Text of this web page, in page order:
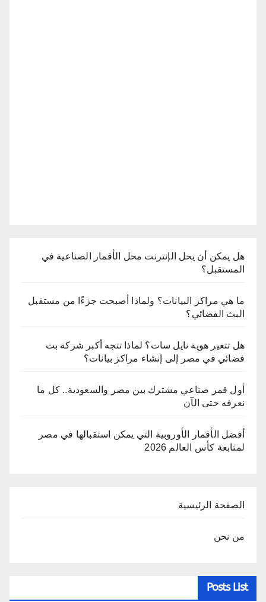
هل يمكن أن يحل الإنترنت محل الأقمار الصناعية في
المستقبل؟
ما هي مراكز البيانات؟ ولماذا أصبحت جزءًا من مستقبل
البث الفضائي؟
هل تتغير هوية نايل سات؟ لماذا تتجه أكبر شركة بث
فضائي في مصر إلى إنشاء مراكز بيانات؟
أول قمر صناعي مشترك بين مصر والسعودية.. كل ما
نعرفه حتى الآن
أفضل الأقمار الأوروبية التي يمكن استقبالها في مصر
لمتابعة كأس العالم 2026
الصفحة الرئيسية
من نحن
Posts List